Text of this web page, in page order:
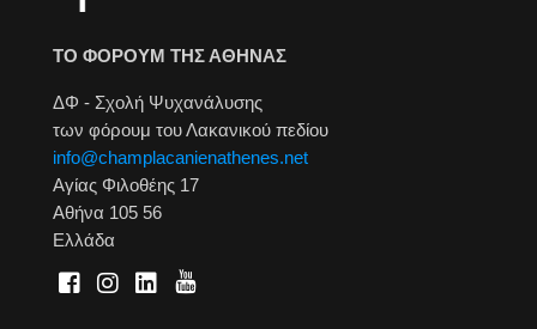
ΤΟ ΦΟΡΟΥΜ ΤΗΣ ΑΘΗΝΑΣ
ΔΦ - Σχολή Ψυχανάλυσης
των φόρουμ του Λακανικού πεδίου
info@champlacanienathenes.net
Αγίας Φιλοθέης 17
Αθήνα 105 56
Ελλάδα